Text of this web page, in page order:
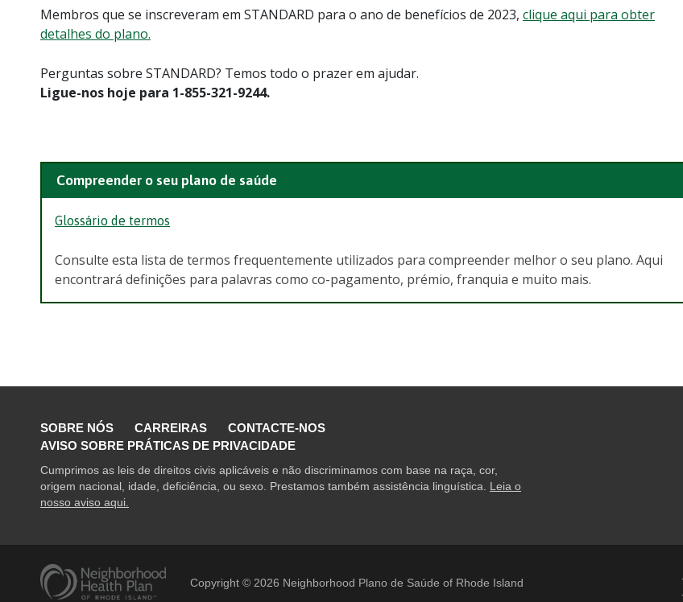
Membros que se inscreveram em STANDARD para o ano de benefícios de 2023, clique aqui para obter
detalhes do plano.
Perguntas sobre STANDARD? Temos todo o prazer em ajudar.
Ligue-nos hoje para 1-855-321-9244.
Compreender o seu plano de saúde
Glossário de termos
Consulte esta lista de termos frequentemente utilizados para compreender melhor o seu plano. Aqui
encontrará definições para palavras como co-pagamento, prémio, franquia e muito mais.
SOBRE NÓS CARREIRAS
CONTACTE-NOS
AVISO SOBRE PRÁTICAS DE PRIVACIDADE
Cumprimos as leis de direitos civis aplicáveis e não discriminamos com base na raça, cor,
origem nacional, idade, deficiência, ou sexo. Prestamos também assistência linguística. Leia o
nosso aviso aqui.
Copyright © 2026 Neighborhood Plano de Saúde of Rhode Island